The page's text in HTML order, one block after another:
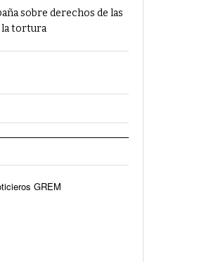
sobre derechos de las
la tortura
GREM